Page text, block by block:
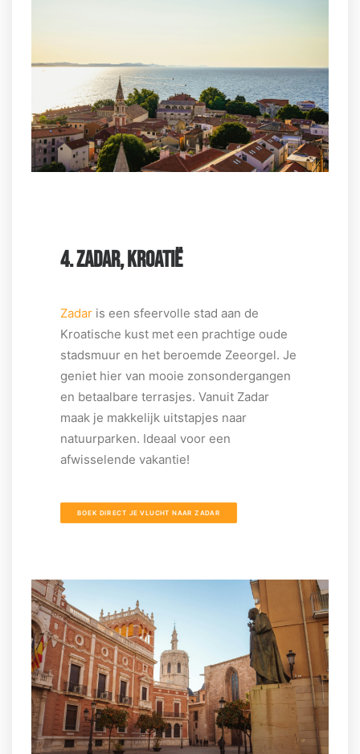
4. ZADAR, KROATIË
Zadar is een sfeervolle stad aan de
Kroatische kust met een prachtige oude
stadsmuur en het beroemde Zeeorgel. Je
geniet hier van mooie zonsondergangen
en betaalbare terrasjes. Vanuit Zadar
maak je makkelijk uitstapjes naar
natuurparken. Ideaal voor een
afwisselende vakantie!
BOEK DIRECT JE VLUCHT NAAR ZADAR